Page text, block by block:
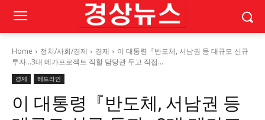
Home 정치/사회/경제 경제
이 대통령『반도체, 서남권 등 대규모 신규
투자…3대 메가프로젝트 직할 담당관 두고 직접...
경제 헤드라인
이 대통령『반도체, 서남권 등